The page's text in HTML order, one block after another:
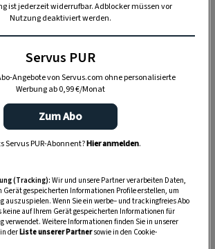
auf WhatsApp
auf Ihrem Handy und lieben es, auf
MEHR ERFAHREN
ist jederzeit widerrufbar. Adblocker müssen vor
Nutzung deaktiviert werden.
Servus PUR
Angebote von Servus.com ohne personalisierte
Werbung ab 0,99 €/Monat
Zum Abo
Servus PUR-Abonnent?Hier anmelden.
(Tracking):Wir und unsere Partner verarbeiten Daten,
gespeicherten Informationen Profile erstellen, um
auszuspielen. Wenn Sie ein werbe– und trackingfreies Abo
keine auf Ihrem Gerät gespeicherten Informationen für
verwendet. Weitere Informationen finden Sie in unserer
derListe unserer Partnersowie in den Cookie-